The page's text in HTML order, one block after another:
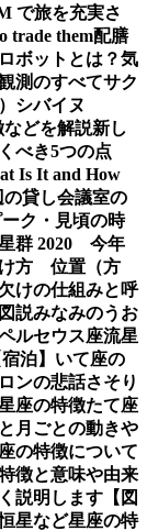
で旅を充実さ
trade them配膳
ボットとは？気
測のすべてサク
シバイヌ
などを解説新し
べき5つの点
Is It and How
貸し会議室の
ク・見頃の時
群 2020 今年
方 位置（方
けの仕組みと呼
説みなみのうお
ルセウス座流星
泊】 いて座の
ンの悲話さそり
座の特徴たて座
月ごとの動きや
の特徴について
徴と意味や由来
説明します【図
星など星座の特